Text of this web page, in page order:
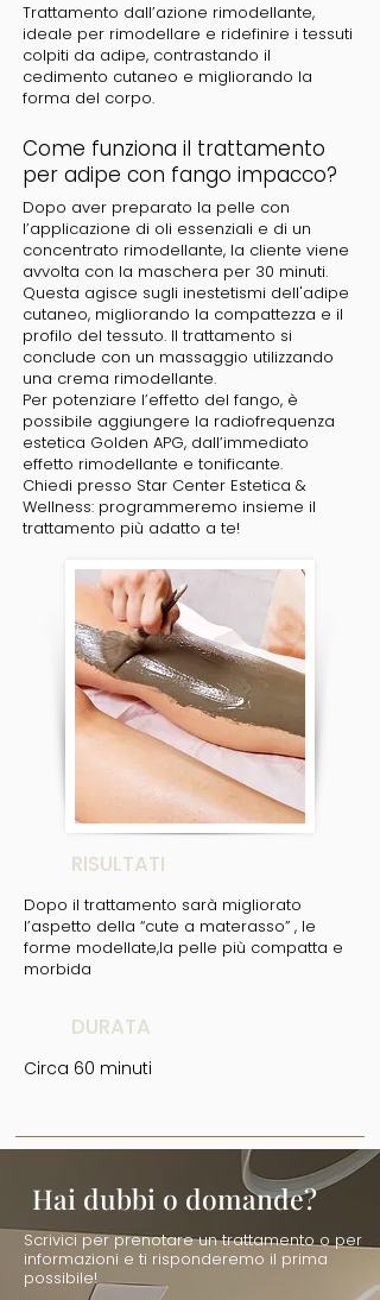
Trattamento dall’azione rimodellante,
ideale per rimodellare e ridefinire i tessuti
colpiti da adipe, contrastando il
cedimento cutaneo e migliorando la
forma del corpo.
Come funziona il trattamento
per adipe con fango impacco?
Dopo aver preparato la pelle con
l’applicazione di oli essenziali e di un
concentrato rimodellante, la cliente viene
avvolta con la maschera per 30 minuti.
Questa agisce sugli inestetismi dell'adipe
cutaneo, migliorando la compattezza e il
profilo del tessuto. Il trattamento si
conclude con un massaggio utilizzando
una crema rimodellante.
Per potenziare l’effetto del fango, è
possibile aggiungere la radiofrequenza
estetica Golden APG, dall’immediato
effetto rimodellante e tonificante.
Chiedi presso Star Center Estetica &
Wellness: programmeremo insieme il
trattamento più adatto a te!
RISULTATI
Dopo il trattamento sarà migliorato
l’aspetto della “cute a materasso” , le
forme modellate,la pelle più compatta e
morbida
DURATA
Circa 60 minuti
Hai dubbi o domande?
Scrivici per prenotare un trattamento o per
informazioni e ti risponderemo il prima
possibile!